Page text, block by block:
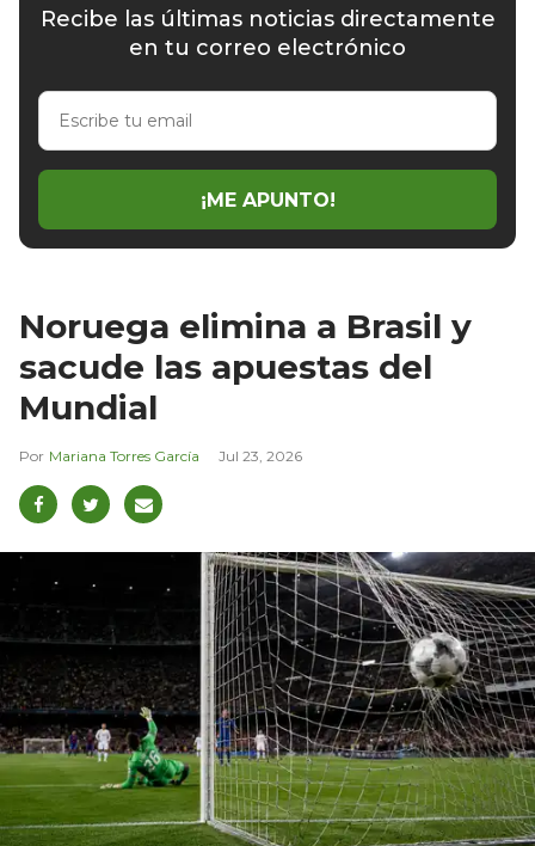
Recibe las últimas noticias directamente
en tu correo electrónico
Escribe
email
¡ME APUNTO!
Noruega elimina a Brasil y
sacude las apuestas del
Mundial
Mariana Torres García Jul 23, 2026